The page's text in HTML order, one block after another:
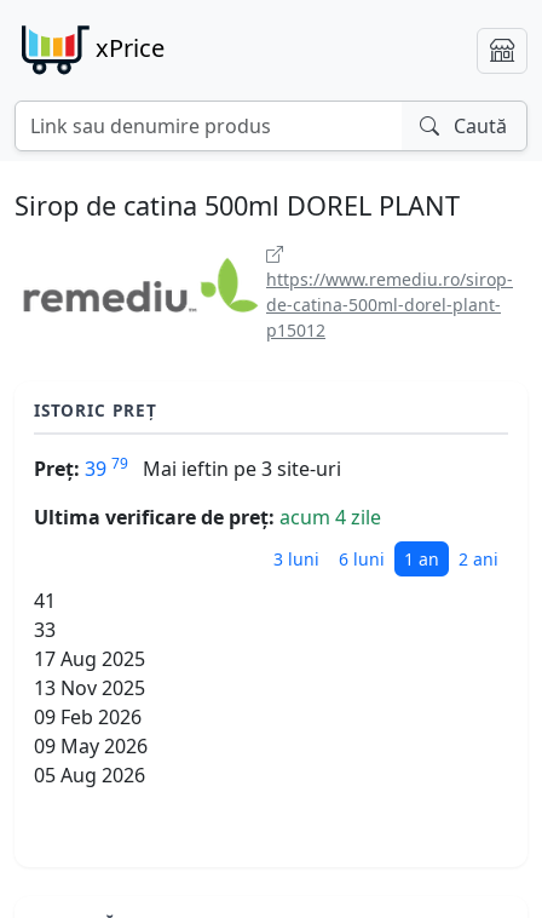
xPrice
Caută
Sirop de catina 500ml DOREL PLANT
https://www.remediu.ro/sirop-
de-catina-500ml-dorel-plant-
p15012
ISTORIC PREȚ
Preț: 39 79
Mai ieftin pe 3 site-uri
Ultima verificare de preț: acum 4 zile
3 luni 6 luni 1 an 2 ani
41
33
17 Aug 2025
13 Nov 2025
09 Feb 2026
09 May 2026
05 Aug 2026